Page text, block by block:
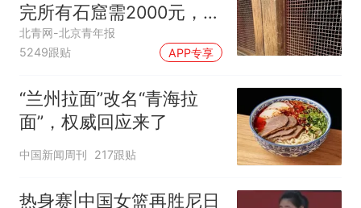
完所有石窟需2000元，景
区：部分石窟受特别保
护，游客可按需买
北青网-北京青年报
5249跟贴
APP专享
“兰州拉面”改名“青海拉
面”，权威回应来了
中国新闻周刊 217跟贴
热身赛|中国女篮再胜尼日